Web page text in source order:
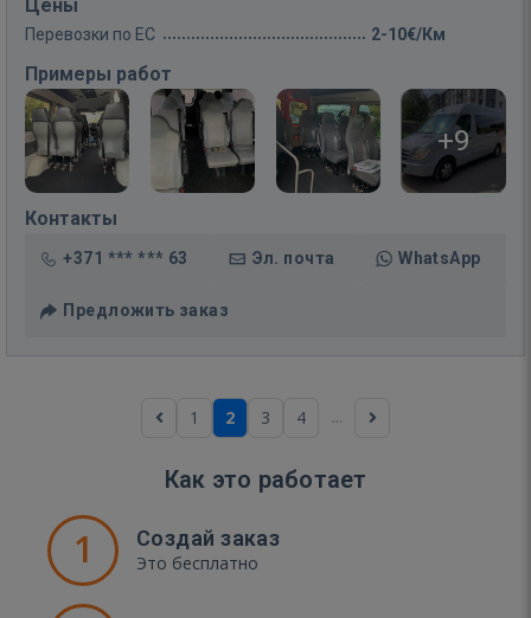
Цены
Перевозки по ЕС 2-10€/Км
Примеры работ
+9
Контакты
+371 *** *** 63 Эл. почта WhatsApp
Предложить заказ
1 2 3 4 ...
Как это работает
1 Создай заказ
Это бесплатно